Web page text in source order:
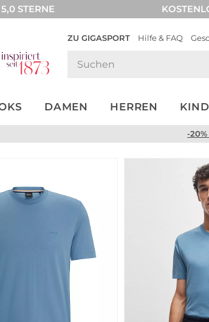
STERNE
ZU GIGASPORT Hilfe & FAQ
DAMEN HERREN
-20%